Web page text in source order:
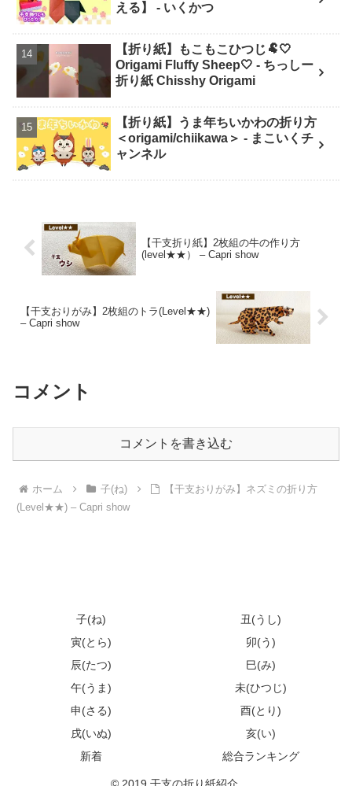
える】 - いくかつ
【折り紙】もこもこひつじ🐏🤍
Origami Fluffy Sheep🤍 - ちっしー
折り紙 Chisshy Origami
【折り紙】うま年ちいかわの折り方
＜origami/chiikawa＞ - まこいくチ
ャンネル
【干支折り紙】2枚組の牛の作り方
(level★★） – Capri show
【干支おりがみ】2枚組のトラ(Level★★)
– Capri show
コメント
コメントを書き込む
ホーム 子(ね)
【干支おりがみ】ネズミの折り方
(Level★★) – Capri show
子(ね)
丑(うし)
寅(とら)
卯(う)
辰(たつ)
巳(み)
午(うま)
未(ひつじ)
申(さる)
酉(とり)
戌(いぬ)
亥(い)
新着
総合ランキング